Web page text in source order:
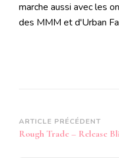
marche aussi avec les
des MMM et d'Urban
Navigation
d’article
ARTICLE PRÉCÉDENT
Rough Trade – Release